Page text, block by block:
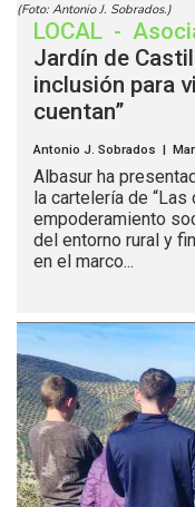
(Foto: Antonio J. Sobrados.)
LOCAL -
Jardín de
inclusión para
cuentan”
Antonio J. Sobrados |
Albasur ha
la cartelería de
empoderamiento
del entorno rural y
en el marco...